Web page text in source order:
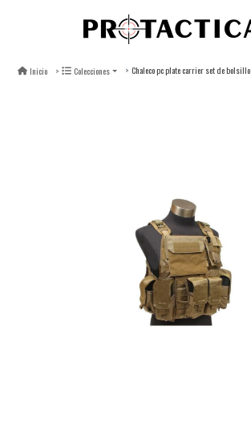
Inicio Colecciones Chaleco pc plate carrier set de bolsillo